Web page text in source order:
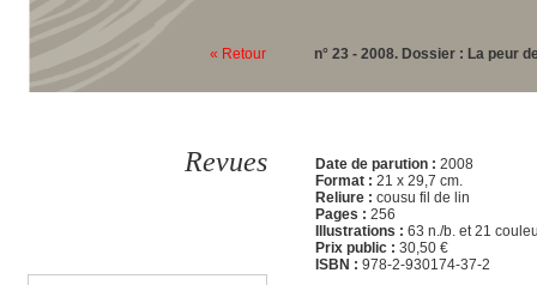
« Retour n° 23 - 2008. Dossier : La peur
Revues Date de parution : 2008
Format : 21 x 29,7 cm.
Reliure : cousu fil de lin
Pages : 256
Illustrations : 63 n./b. et 21
Prix public : 30,50 €
ISBN : 978-2-930174-37-2